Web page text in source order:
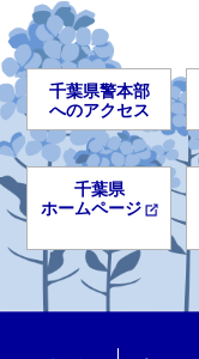
千葉県警本部
へのアクセス
千葉県
ホームページ